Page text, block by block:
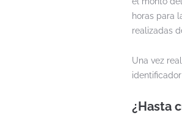
horas para
realizadas
Una vez
identificador
¿Hasta